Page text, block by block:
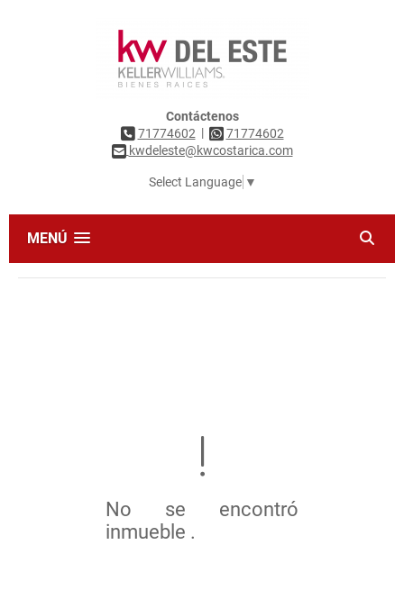
Contáctenos
71774602 |
71774602
kwdeleste@kwcostarica.com
Select Language ▼
MENÚ
No se encontró
inmueble .